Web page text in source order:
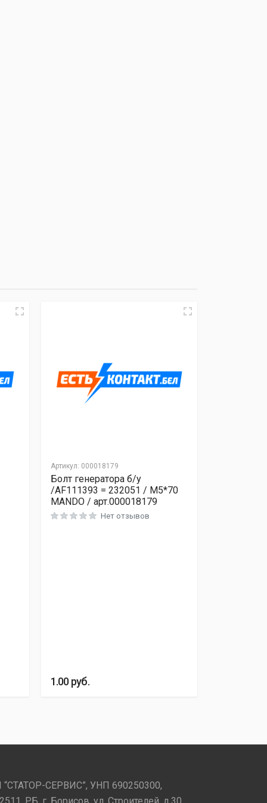
Rated
Артикул: 000018179
Болт генератора б/у
/AF111393 = 232051 / M5*70
MANDO / арт.000018179
Нет отзывов
1.00руб.
“СТАТОР-СЕРВИС”, УНП 690250300,